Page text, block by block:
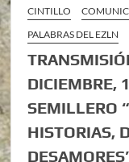
CINTILLO
PALABRAS DEL EZLN
DICIEMBRE,
SEMILLERO
HISTORIAS,